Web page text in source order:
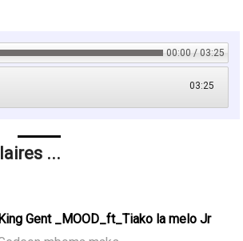
00:00 / 03:25
03:25
...
Gent _MOOD_ft_Tiako la melo Jr